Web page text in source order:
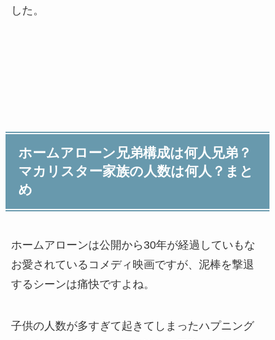
した。
ホームアローン兄弟構成は何人兄弟？
マカリスター家族の人数は何人？まと
め
ホームアローンは公開から30年が経過していもな
お愛されているコメディ映画ですが、泥棒を撃退
するシーンは痛快ですよね。
子供の人数が多すぎて起きてしまったハプニング